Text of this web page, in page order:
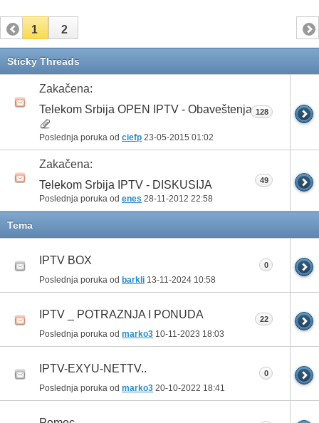
1 2
Sticky Threads
Zakačena:
Telekom Srbija OPEN IPTV - Obaveštenja
Poslednja poruka od ciefp 23-05-2015 01:02
128
Zakačena:
Telekom Srbija IPTV - DISKUSIJA
Poslednja poruka od enes 28-11-2012 22:58
49
Tema
IPTV BOX
Poslednja poruka od barkli 13-11-2024 10:58
0
IPTV _ POTRAZNJA I PONUDA
Poslednja poruka od marko3 10-11-2023 18:03
22
IPTV-EXYU-NETTV..
Poslednja poruka od marko3 20-10-2022 18:41
0